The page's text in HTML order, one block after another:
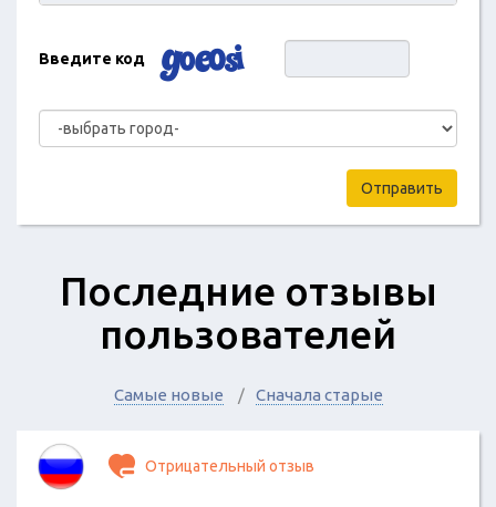
Введите код
Отправить
Последние отзывы
пользователей
Самые новые Сначала старые
Отрицательный отзыв